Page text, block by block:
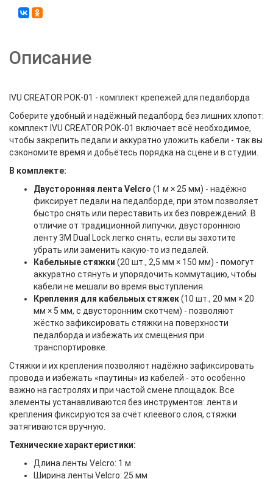
Описание
IVU CREATOR POK‑01 - комплект крепежей для педалборда
Соберите удобный и надёжный педалборд без лишних хлопот:
комплект IVU CREATOR POK‑01 включает всё необходимое,
чтобы закрепить педали и аккуратно уложить кабели - так вы
сэкономите время и добьётесь порядка на сцене и в студии.
В комплекте:
Двусторонняя лента Velcro (1 м × 25 мм) - надёжно
фиксирует педали на педалборде, при этом позволяет
быстро снять или переставить их без повреждений. В
отличие от традиционной липучки, двустороннюю
ленту 3M Dual Lock легко снять, если вы захотите
убрать или заменить какую-то из педалей.
Кабельные стяжки (20 шт., 2,5 мм × 150 мм) - помогут
аккуратно стянуть и упорядочить коммутацию, чтобы
кабели не мешали во время выступления.
Крепления для кабельных стяжек(10 шт., 20 мм × 20
мм × 5 мм, с двусторонним скотчем) - позволяют
жёстко зафиксировать стяжки на поверхности
педалборда и избежать их смещения при
транспортировке.
Стяжки и их крепления позволяют надёжно зафиксировать
провода и избежать «паутины» из кабелей - это особенно
важно на гастролях и при частой смене площадок. Все
элементы устанавливаются без инструментов: лента и
крепления фиксируются за счёт клеевого слоя, стяжки
затягиваются вручную.
Технические характеристики:
Длина ленты Velcro: 1 м
Ширина ленты Velcro: 25 мм